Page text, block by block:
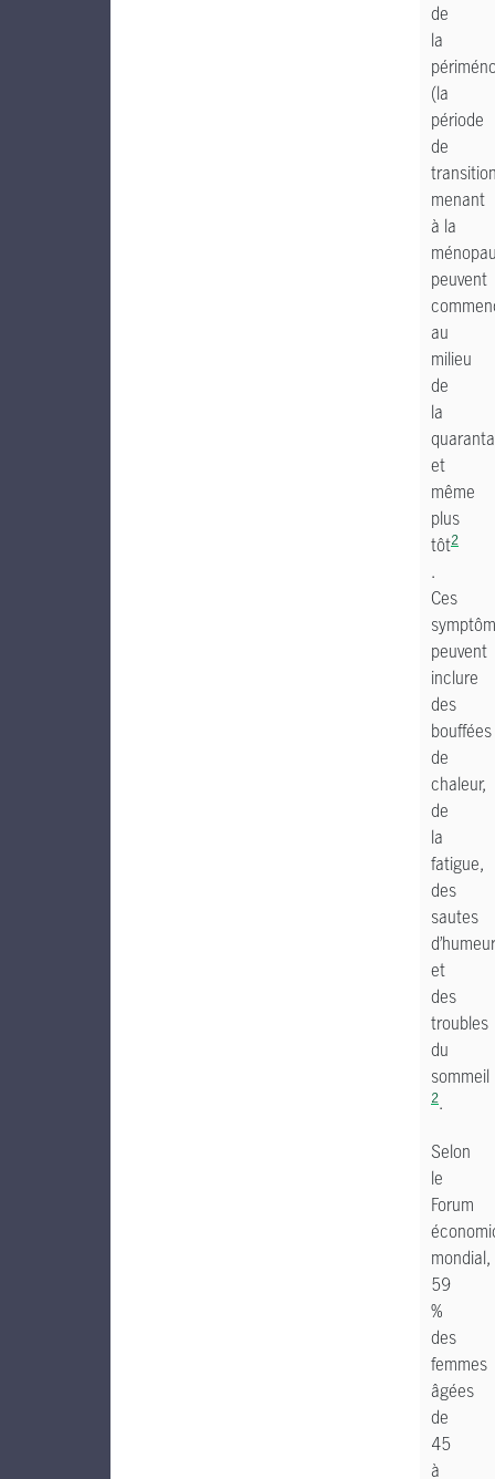
de
la
(la
période
de
menant
à la
peuvent
au
milieu
de
la
et
même
plus
tôt2
.
Ces
peuvent
inclure
des
bouffées
de
chaleur,
de
la
fatigue,
des
sautes
d’humeur
et
des
troubles
du
sommeil
2.
Selon
le
Forum
mondial,
59
%
des
femmes
âgées
de
45
à